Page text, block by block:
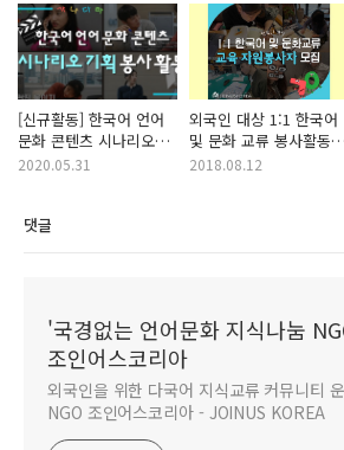
[신규활동] 한국어 언어
문화 콘텐츠 시나리오
기획 봉사 활동
2020.05.31
외국인 대상 1:1 한국어
및 문화 교류 봉사활동
(기획 운영 & 교육 파트)
2018.08.12
댓글
'국경없는 언어문화 지식나눔
조인어스코리아
외국인을 위한 다국어 지식교류 커뮤니티
NGO 조인어스코리아 - JOINUS KOREA